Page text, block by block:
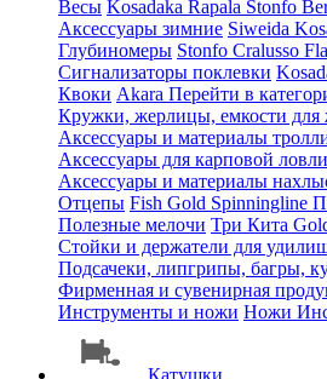
Весы Kosadaka Rapala Stonfo
Аксессуары зимние Siweida
Глубиномеры Stonfo Cralusso
Сигнализаторы поклевки
Квоки Akara Перейти в
Кружки, жерлицы, емкости для
Аксессуары и материалы
Аксессуары для карповой ловли
Аксессуары и материалы
Отцепы Fish Gold Spinningline
Полезные мелочи Три Кита
Стойки и держатели для
Подсачеки, липгрипы, багры,
Фирменная и сувенирная
Инструменты и ножи Ножи
Катушки